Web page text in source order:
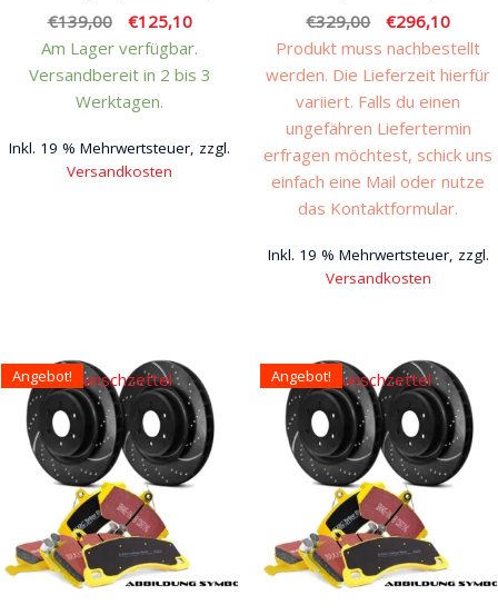
€139,00
Ursprünglicher
Preis
war:
€139,00
€125,10Aktueller
Preis
ist:
Am Lager verfügbar.
Versandbereit in 2 bis 3
Werktagen.
Inkl. 19 % Mehrwertsteuer, zzgl.
Versandkosten
€329,00
Ursprünglicher
Preis
war:
€329,00
€296,10
Preis
ist:
Produkt muss nachbestellt
werden. Die Lieferzeit hierfür
variiert. Falls du einen
ungefähren Liefertermin
erfragen möchtest, schick uns
einfach eine Mail oder nutze
das Kontaktformular.
Inkl. 19 % Mehrwertsteuer, zzgl.
Versandkosten
Angebot!
Auf den Wunschzettel Angebot!
Auf den Wunschzettel